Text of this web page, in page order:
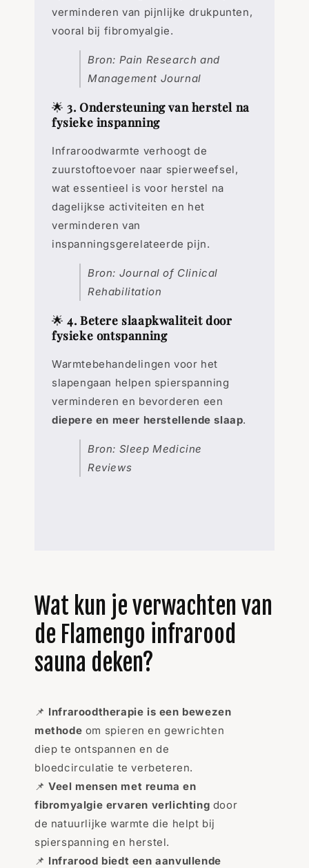
verminderen van pijnlijke drukpunten,
vooral bij fibromyalgie.
Bron: Pain Research and
Management Journal
🌟3. Ondersteuning van herstel na
fysieke inspanning
Infraroodwarmte verhoogt de
zuurstoftoevoer naar spierweefsel,
wat essentieel is voor herstel na
dagelijkse activiteiten en het
verminderen van
inspanningsgerelateerde pijn.
Bron: Journal of Clinical
Rehabilitation
🌟4. Betere slaapkwaliteit door
fysieke ontspanning
Warmtebehandelingen voor het
slapengaan helpen spierspanning
verminderen en bevorderen een
diepere en meer herstellende slaap.
Bron: Sleep Medicine
Reviews
Wat kun je verwachten van
de Flamengo infrarood
sauna deken?
📌 Infraroodtherapie is een bewezen
methode om spieren en gewrichten
diep te ontspannen en de
bloedcirculatie te verbeteren.
📌Veel mensen met reuma en
fibromyalgie ervaren verlichting door
de natuurlijke warmte die helpt bij
spierspanning en herstel.
📌 Infrarood biedt een aanvullende